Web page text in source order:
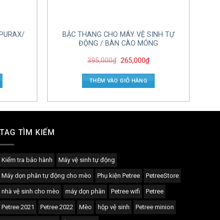
BẬC THANG CHO MÁY VỆ SINH TỰ
ĐỘNG / BÀN CÀO MÓNG
395,000₫ 265,000₫
THÊM VÀO GIỎ HÀNG
TAG TÌM KIẾM
Kiểm tra bảo hành Máy vệ sinh tự động
Máy dọn phân tự động cho mèo Phụ kiện Petree PetreeStore
nhà vệ sinh cho mèo máy dọn phân Petree wifi Petree
Petree 2021 Petree 2022 Mèo hộp vệ sinh Petree minion